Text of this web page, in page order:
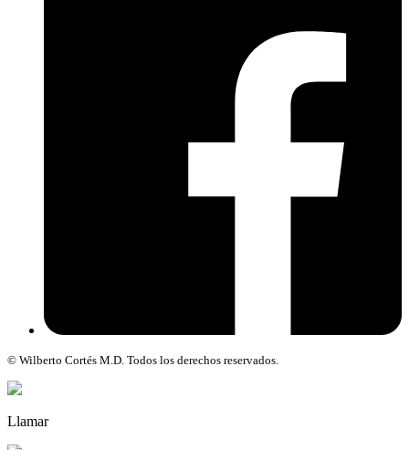
© Wilberto Cortés M.D. Todos los derechos reservados.
Llamar